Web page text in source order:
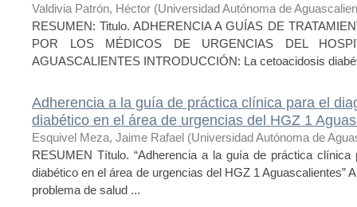
Valdivia Patrón, Héctor (Universidad Autónoma de
RESUMEN: Titulo. ADHERENCIA A GUÍAS DE
POR LOS MÉDICOS DE URGENCIAS DEL
AGUASCALIENTES INTRODUCCIÓN: La cetoacidosis
Adherencia a la guía de práctica clínica para el
diabético en el área de urgencias del HGZ 1
Esquivel Meza, Jaime Rafael (Universidad Autónoma de
RESUMEN Título. “Adherencia a la guía de práctica
diabético en el área de urgencias del HGZ 1 Aguascalientes”
problema de salud ...